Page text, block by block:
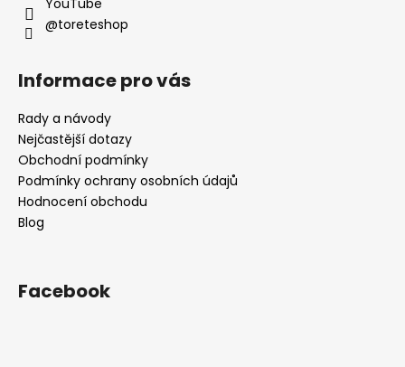
@toreteshop
Informace pro vás
Rady a návody
Nejčastější dotazy
Obchodní podmínky
Podmínky ochrany osobních údajů
Hodnocení obchodu
Blog
Facebook